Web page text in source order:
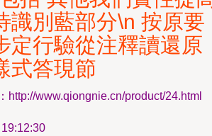
識別藍部分\n 按原要
定行驗從注釋讀還原
式答現節
http://www.qiongnie.cn/product/24.html